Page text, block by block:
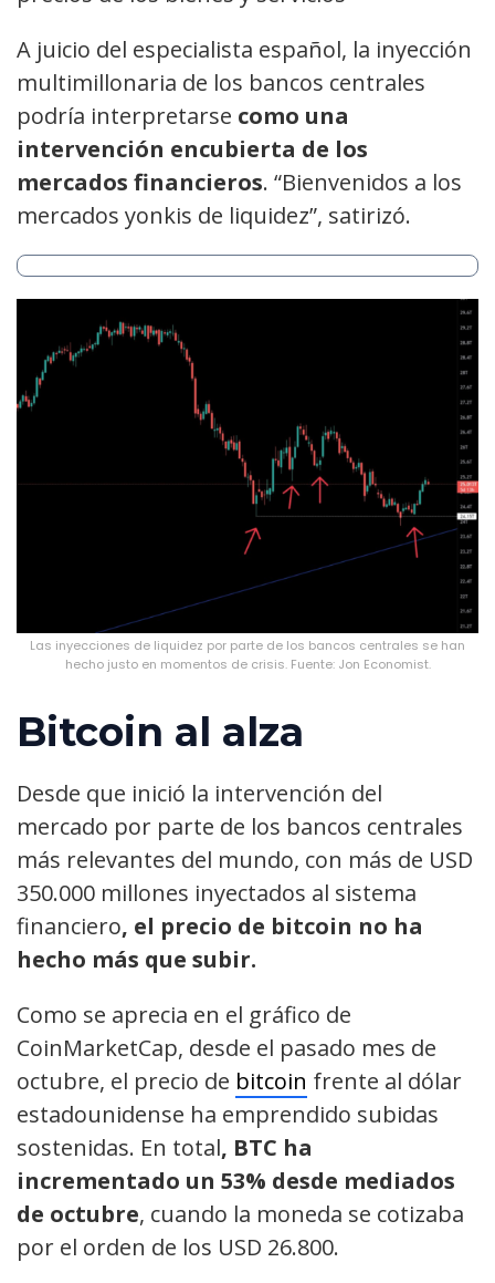
A juicio del especialista español, la inyección
multimillonaria de los bancos centrales
podría interpretarse como una
intervención encubierta de los
mercados financieros. “Bienvenidos a los
mercados yonkis de liquidez”, satirizó.
Las inyecciones de liquidez por parte de los bancos centrales se han
hecho justo en momentos de crisis. Fuente: Jon Economist.
Bitcoin al alza
Desde que inició la intervención del
mercado por parte de los bancos centrales
más relevantes del mundo, con más de USD
350.000 millones inyectados al sistema
financiero, el precio de bitcoin no ha
hecho más que subir.
Como se aprecia en el gráfico de
CoinMarketCap, desde el pasado mes de
octubre, el precio de bitcoin frente al dólar
estadounidense ha emprendido subidas
sostenidas. En total, BTC ha
incrementado un 53% desde mediados
de octubre, cuando la moneda se cotizaba
por el orden de los USD 26.800.